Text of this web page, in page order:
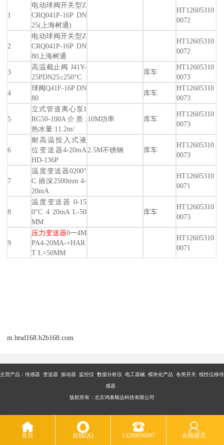
1
电动球阀开关型Z
CRQ041P-16P DN
25(上海树通)
HT12605310
0072
2
电动球阀开关型Z
CRQ041P-16P DN
80上海树通
HT12605310
0072
3
高温截止阀 J41Y-
25PDN25≥250°C
库车
HT12605310
0073
4
球阀Q41F-16P DN
80
库车
HT12605310
0073
5
立式管道离心泵I
RG50-100A介质:
热水量:11.2m/
10M功率 库车
HT12605310
0073
6
耐高温投入式液
位变送器4-20mA
HD-136P
2.5M不锈钢 库车
HT12605310
0073
7
温度变送器0200°
C 插深2500mm 4-
20mA
HT12605310
0071
8
温度变送器 0-15
0°C 4 20mA L-50
MM
库车
HT12605310
0073
9
压力变送器0一4M
PA4-20MA-+HAR
T L=50MM
HT12605310
0071
m.htsd168.b2b168.com
主营产品：传感器 变送器 振动器 监控仪 数据分析仪 电工器械 模块化产品 各类开关 线性位移传
感器
版权所有：北京鸿泰顺达科技有限公司
首页 在线QQ 13269056097 在线留言